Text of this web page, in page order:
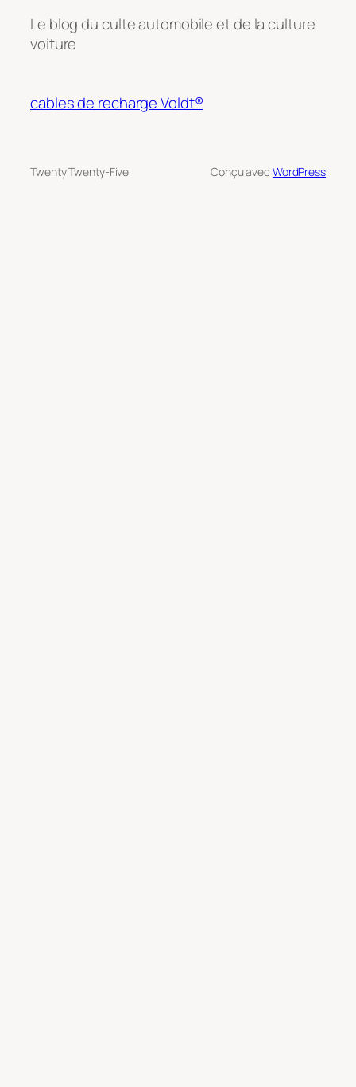
Le blog du culte automobile et de la culture
voiture
cables de recharge Voldt®
Twenty Twenty-Five Conçu avec WordPress